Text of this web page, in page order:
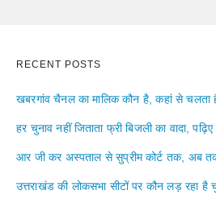
RECENT POSTS
खबरगांव चैनल का मालिक कौन है, कहां से चलता
हर चुनाव नहीं जिताता फ्री बिजली का वादा,
आर जी कर अस्पताल से सुप्रीम कोर्ट तक, अब
उत्तराखंड की लोकसभा सीटों पर कौन लड़ रहा है